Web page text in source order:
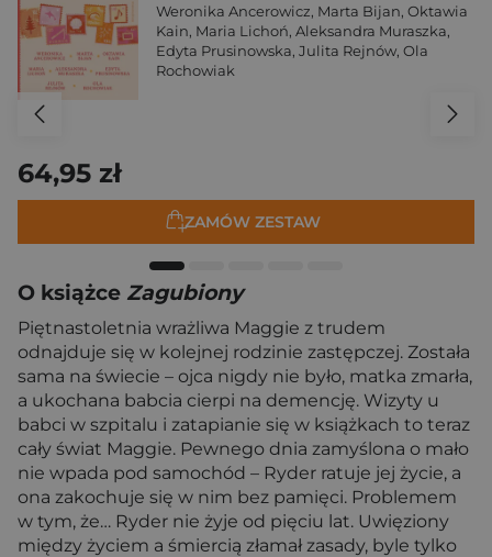
Weronika Ancerowicz, Marta Bijan, Oktawia
Kain, Maria Lichoń, Aleksandra Muraszka,
Edyta Prusinowska, Julita Rejnów, Ola
Rochowiak
64,95 zł
ZAMÓW ZESTAW
O książce Zagubiony
Piętnastoletnia wrażliwa Maggie z trudem
odnajduje się w kolejnej rodzinie zastępczej. Została
sama na świecie – ojca nigdy nie było, matka zmarła,
a ukochana babcia cierpi na demencję. Wizyty u
babci w szpitalu i zatapianie się w książkach to teraz
cały świat Maggie. Pewnego dnia zamyślona o mało
nie wpada pod samochód – Ryder ratuje jej życie, a
ona zakochuje się w nim bez pamięci. Problemem
w tym, że… Ryder nie żyje od pięciu lat. Uwięziony
między życiem a śmiercią złamał zasady, byle tylko